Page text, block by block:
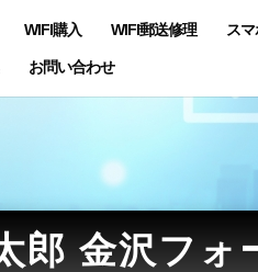
WIFI購入 WIFI郵送修理 ス
お問い合わせ
郎 金沢フォ